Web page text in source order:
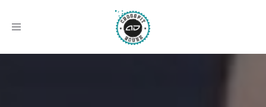
Afficher